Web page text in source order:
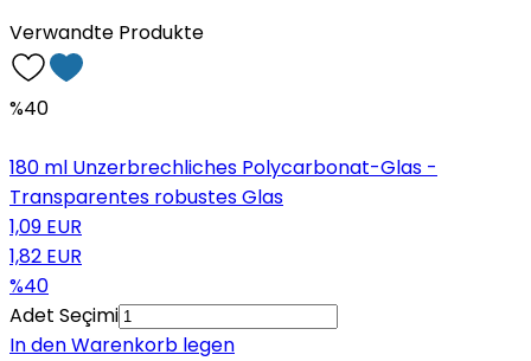
Verwandte Produkte
%40
180 ml Unzerbrechliches Polycarbonat-Glas -
Transparentes robustes Glas
1,09 EUR
1,82 EUR
%40
Adet Seçimi
In den Warenkorb legen